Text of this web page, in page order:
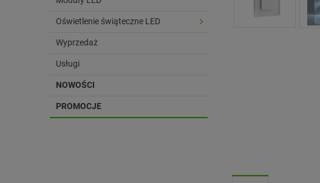
Oświetlenie świąteczne LED
Wyprzedaż
Usługi
NOWOŚCI
PROMOCJE